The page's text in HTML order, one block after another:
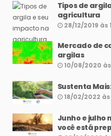
Tipos de
agricultura
28/12/2019 às
Mercado de
argilas
10/08/2020 às
Sustenta
18/02/2022 às
Junho e julho
você está